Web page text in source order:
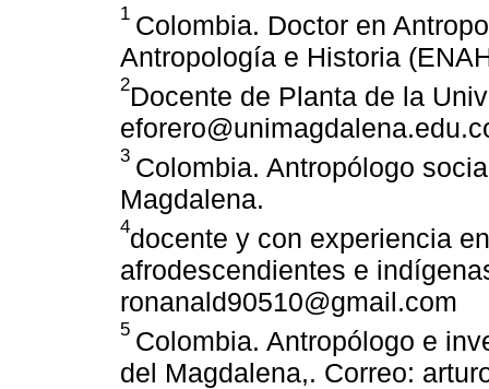
1 Colombia. Doctor en
Antropología e Historia
2Docente de Planta de la
3 Colombia. Antropólogo
Magdalena.
4docente y con experiencia
afrodescendientes e
ronanald90510@gmail.com
5 Colombia. Antropólogo e
del Magdalena,. Correo: